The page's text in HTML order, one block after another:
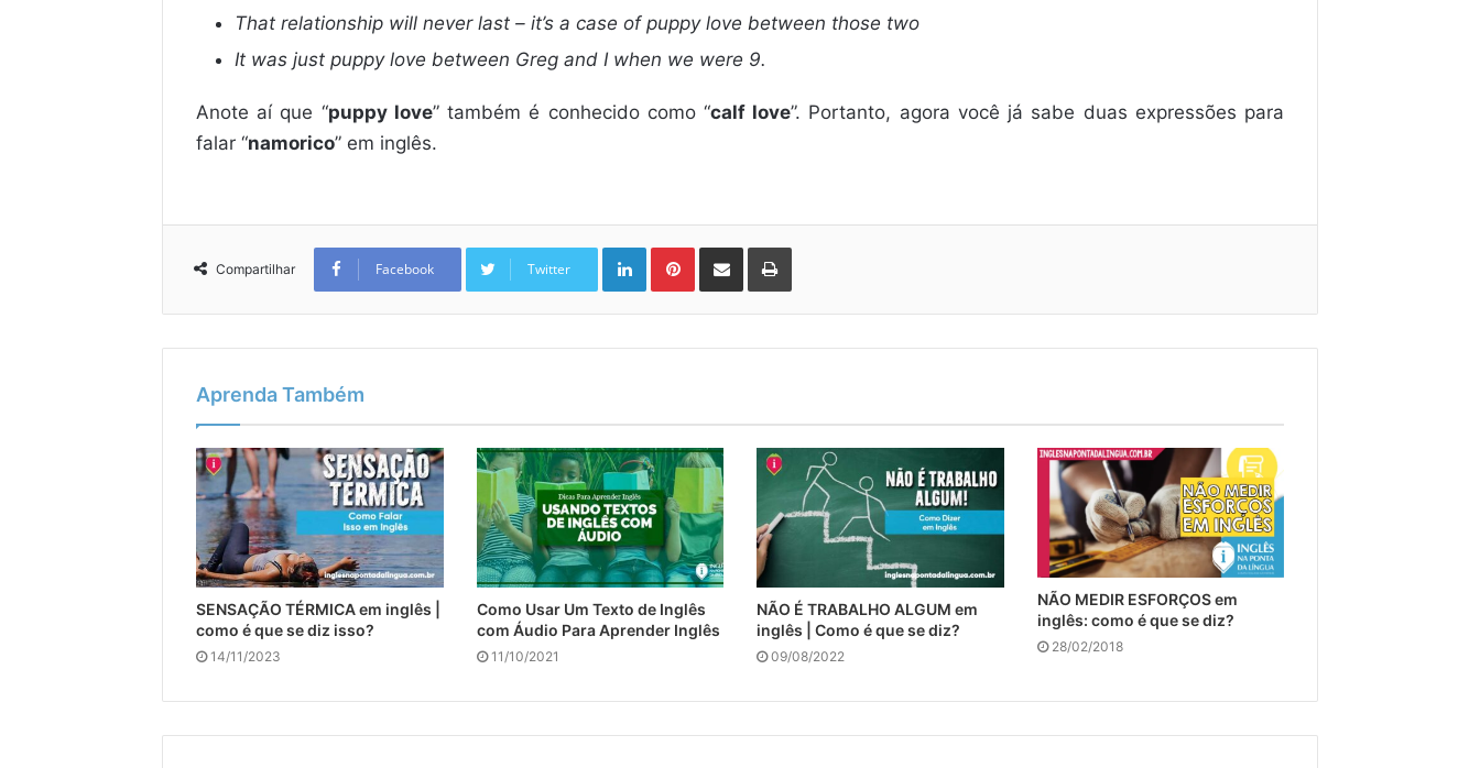
That relationship will never last – it’s a case of puppy love between those two
It was just puppy love between Greg and I when we were 9.
Anote aí que “puppy love” também é conhecido como “calf love”. Portanto, agora você já sabe duas expressões para
falar “namorico” em inglês.
Compartilhar Facebook Twitter
LinkedinPinterest
Compartilhar via e-mail Imprimir
Aprenda Também
SENSAÇÃO TÉRMICA em inglês |
como é que se diz isso?
14/11/2023
Como Usar Um Texto de Inglês
com Áudio Para Aprender Inglês
11/10/2021
NÃO É TRABALHO ALGUM em
inglês | Como é que se diz?
09/08/2022
NÃO MEDIR ESFORÇOS em
inglês: como é que se diz?
28/02/2018